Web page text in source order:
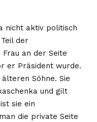
nicht aktiv politisch
der
Frau an der Seite
er Präsident wurde.
Söhne. Sie
und gilt
sie ein
die private Seite